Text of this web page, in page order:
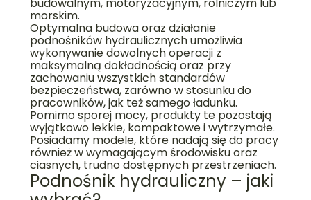
morskim.
Optymalna budowa oraz działanie
podnośników hydraulicznych umożliwia
wykonywanie dowolnych operacji z
maksymalną dokładnością oraz przy
zachowaniu wszystkich standardów
bezpieczeństwa, zarówno w stosunku do
pracowników, jak też samego ładunku.
Pomimo sporej mocy, produkty te pozostają
wyjątkowo lekkie, kompaktowe i wytrzymałe.
Posiadamy modele, które nadają się do pracy
również w wymagającym środowisku oraz
ciasnych, trudno dostępnych przestrzeniach.
Podnośnik hydrauliczny – jaki